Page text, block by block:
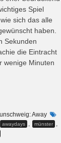
Spiel
sich das alle
haben.​
Sekunden
die Eintracht
wenige Minuten
Away
awaydays , münster ,